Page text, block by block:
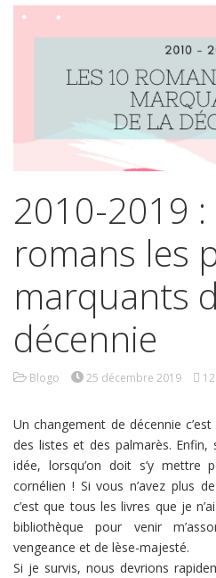
2010-2019 :
romans les
marquants
décennie
Blogo 25 décembre 2019 12
Un changement de décennie
des listes et des palmarès. Enfin,
idée, lorsqu’on doit s’y mettre
cornélien ! Si vous n’avez plus
c’est que tous les livres que je
bibliothèque pour venir
vengeance et de lèse-majesté.
Si je survis, nous devrions